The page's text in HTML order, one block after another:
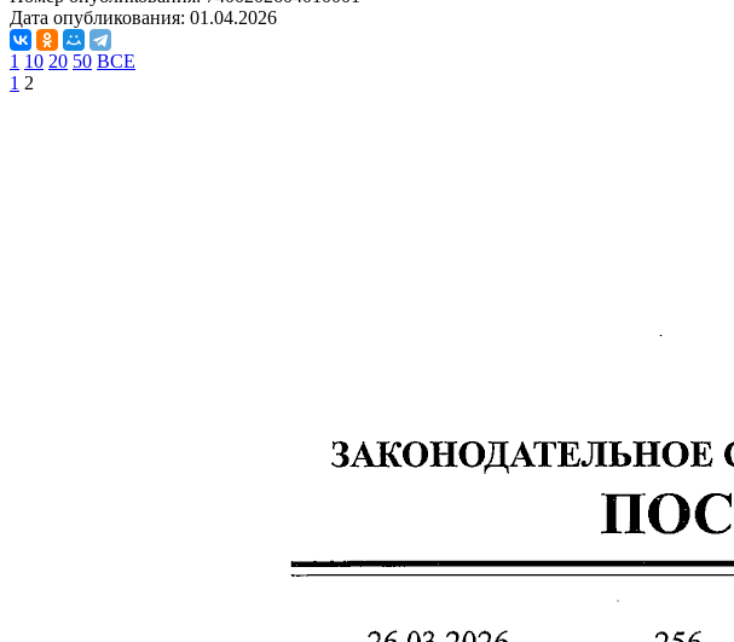
Дата опубликования: 01.04.2026
1 10 20 50 ВСЕ
1 2